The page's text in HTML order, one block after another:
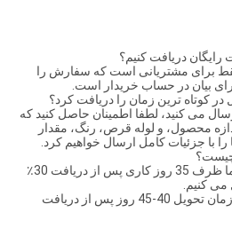
فقط برای مشتریانی است که سفارش را
بیان در حساب خریدار است.
می کنید، لطفا اطمینان حاصل کنید که
محصول، و لوله قرص، رنگ، مقدار
با جزئیات کامل ارسال خواهیم کرد.
A. برای محصولات پلاستیکی، ما ظرف 35 روز کاری پس از دریافت 30٪
می کنیم.
ب. برای محصول آلومینیومی، زمان تحویل 40-45 روز پس از دریافت